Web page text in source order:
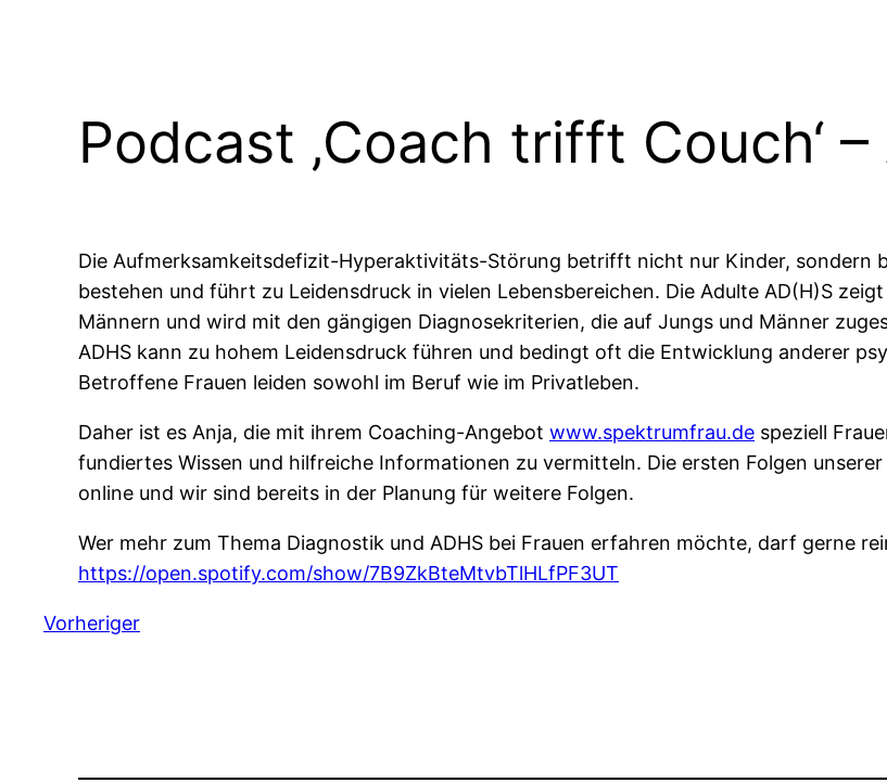
Podcast ‚Coach trifft Couch‘
Die Aufmerksamkeitsdefizit-Hyperaktivitäts-Störung betrifft nicht nur Kinder, sondern
bestehen und führt zu Leidensdruck in vielen Lebensbereichen. Die Adulte AD(H)S
Männern und wird mit den gängigen Diagnosekriterien, die auf Jungs und Männer
ADHS kann zu hohem Leidensdruck führen und bedingt oft die Entwicklung anderer
Betroffene Frauen leiden sowohl im Beruf wie im Privatleben.
Daher ist es Anja, die mit ihrem Coaching-Angebot www.spektrumfrau.de speziell
fundiertes Wissen und hilfreiche Informationen zu vermitteln. Die ersten Folgen
online und wir sind bereits in der Planung für weitere Folgen.
Wer mehr zum Thema Diagnostik und ADHS bei Frauen erfahren möchte, darf gerne
https://open.spotify.com/show/7B9ZkBteMtvbTlHLfPF3UT
Vorheriger